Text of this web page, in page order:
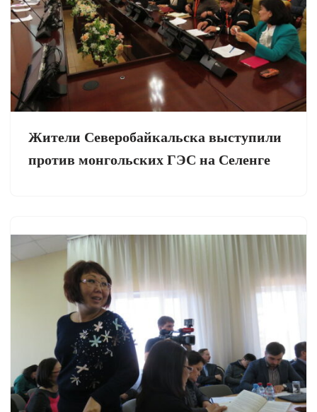
Жители Северобайкальска выступили
против монгольских ГЭС на Селенге